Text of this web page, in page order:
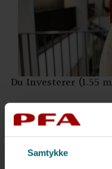
Samtykke
Du Investerer (1.55